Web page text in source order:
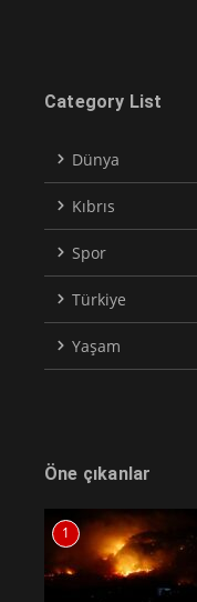
Category List
Dünya
Kıbrıs
Spor
Türkiye
Yaşam
Öne çıkanlar
1